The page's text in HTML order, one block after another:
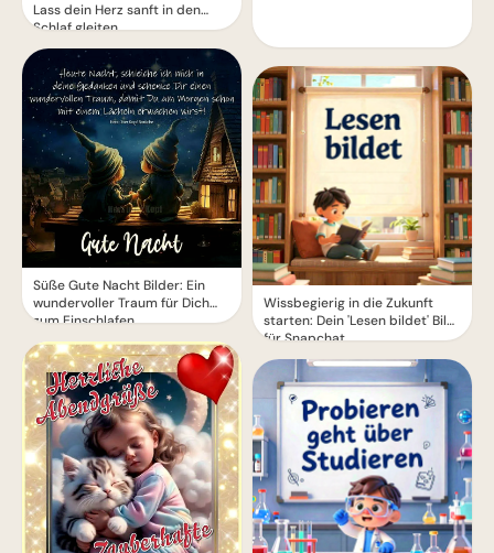
Lass dein Herz sanft in den
Schlaf gleiten
Süße Gute Nacht Bilder: Ein
wundervoller Traum für Dich
zum Einschlafen
Wissbegierig in die Zukunft
starten: Dein 'Lesen bildet' Bild
für Snapchat